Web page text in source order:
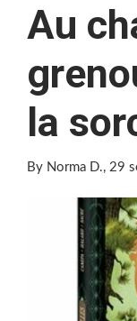
Au
la
By Norma D., 29